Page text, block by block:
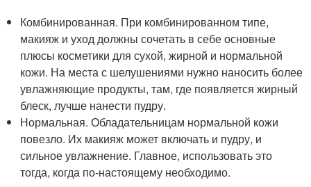
Комбинированная. При комбинированном типе,
макияж и уход должны сочетать в себе основные
плюсы косметики для сухой, жирной и нормальной
кожи. На места с шелушениями нужно наносить более
увлажняющие продукты, там, где появляется жирный
блеск, лучше нанести пудру.
Нормальная. Обладательницам нормальной кожи
повезло. Их макияж может включать и пудру, и
сильное увлажнение. Главное, использовать это
тогда, когда по-настоящему необходимо.